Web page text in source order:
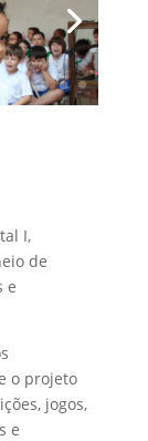
I,
de
e
o projeto
jogos,
e